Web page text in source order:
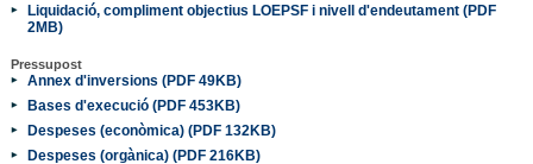
Liquidació, compliment objectius LOEPSF i nivell d'endeutament (PDF
2MB)
Pressupost
Annex d'inversions (PDF 49KB)
Bases d'execució (PDF 453KB)
Despeses (econòmica) (PDF 132KB)
Despeses (orgànica) (PDF 216KB)